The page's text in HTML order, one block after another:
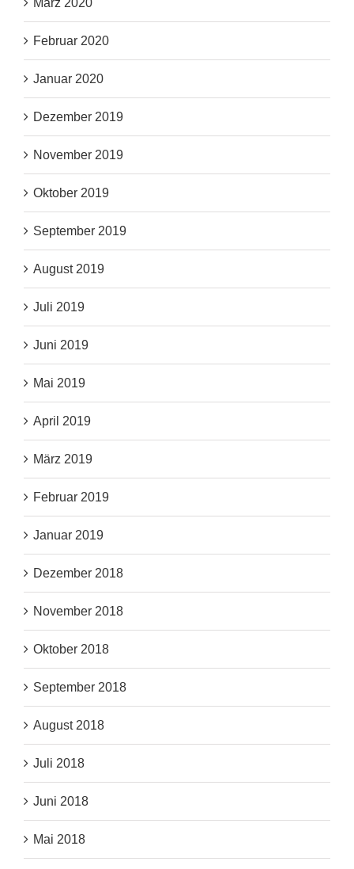
Februar 2020
Januar 2020
Dezember 2019
November 2019
Oktober 2019
September 2019
August 2019
Juli 2019
Juni 2019
Mai 2019
April 2019
März 2019
Februar 2019
Januar 2019
Dezember 2018
November 2018
Oktober 2018
September 2018
August 2018
Juli 2018
Juni 2018
Mai 2018